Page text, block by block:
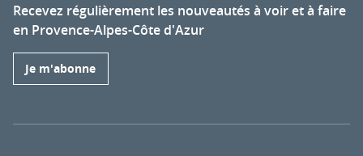
Recevez régulièrement les nouveautés à voir et à faire
en Provence-Alpes-Côte d'Azur
Je m'abonne